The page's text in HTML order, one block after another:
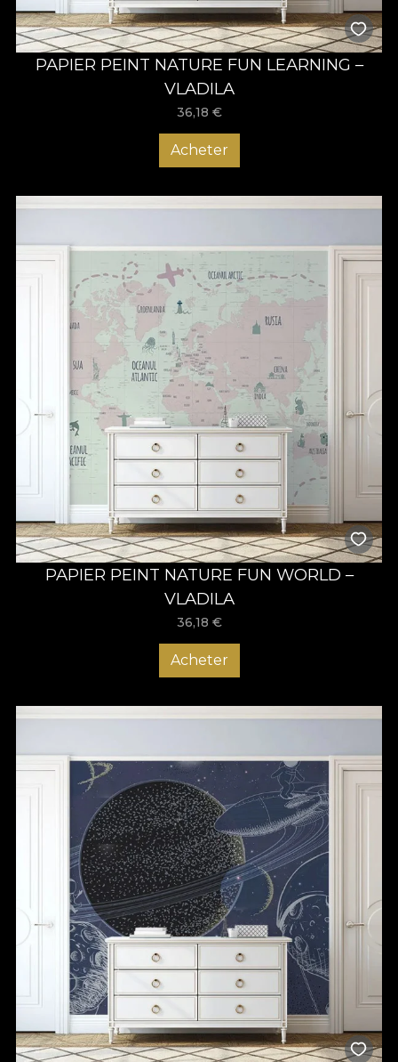
PAPIER PEINT NATURE FUN LEARNING –
VLADILA
36,18 €
Acheter
PAPIER PEINT NATURE FUN WORLD –
VLADILA
36,18 €
Acheter